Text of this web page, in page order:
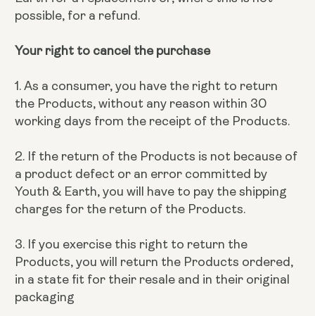
possible, for a refund.
Your right to cancel the purchase
1. As a consumer, you have the right to return
the Products, without any reason within 30
working days from the receipt of the Products.
2. If the return of the Products is not because of
a product defect or an error committed by
Youth & Earth, you will have to pay the shipping
charges for the return of the Products.
3. If you exercise this right to return the
Products, you will return the Products ordered,
in a state fit for their resale and in their original
packaging